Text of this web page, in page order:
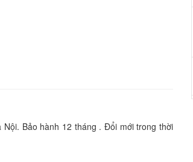
Sạc Adapter Laptop Dell
Bảo hành 12 tháng . Đổi mới trong thời